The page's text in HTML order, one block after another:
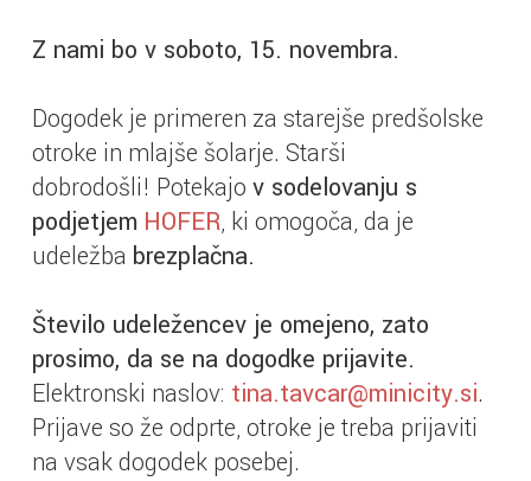
Z nami bo v soboto, 15. novembra.
Dogodek je primeren za starejše predšolske
otroke in mlajše šolarje. Starši
dobrodošli! Potekajo v sodelovanju s
podjetjem HOFER, ki omogoča, da je
udeležba brezplačna.
Število udeležencev je omejeno, zato
prosimo, da se na dogodke prijavite.
Elektronski naslov: tina.tavcar@minicity.si.
Prijave so že odprte, otroke je treba prijaviti
na vsak dogodek posebej.